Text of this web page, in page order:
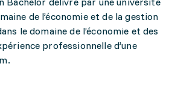
de l’économie et de la gestion
le domaine de l’économie et des
professionnelle d’une